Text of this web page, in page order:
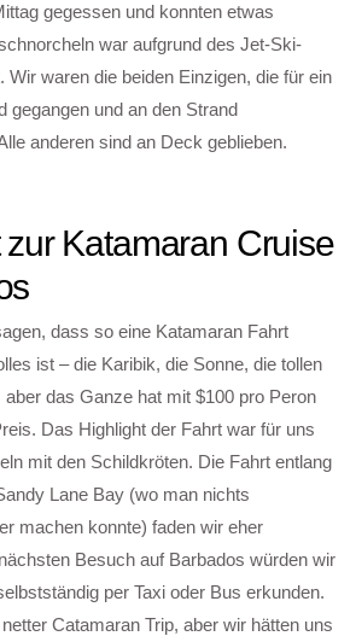
gegessen und konnten etwas
war aufgrund des Jet-Ski-
Wir waren die beiden Einzigen, die für ein
gegangen und an den Strand
anderen sind an Deck geblieben.
Katamaran Cruise
dass so eine Katamaran Fahrt
ist – die Karibik, die Sonne, die tollen
das Ganze hat mit $100 pro Peron
Das Highlight der Fahrt war für uns
mit den Schildkröten. Die Fahrt entlang
Lane Bay (wo man nichts
machen konnte) faden wir eher
Besuch auf Barbados würden wir
per Taxi oder Bus erkunden.
Catamaran Trip, aber wir hätten uns